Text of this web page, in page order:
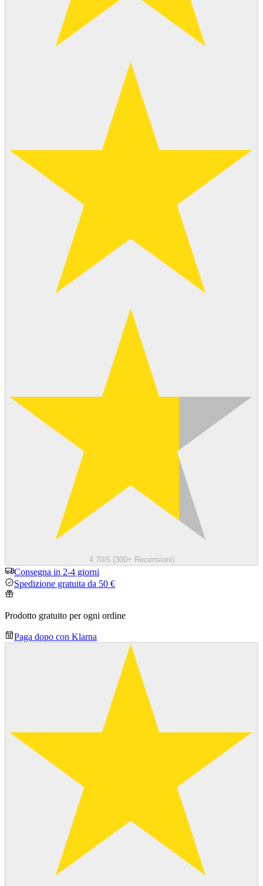
4.70/5 (300+ Recensioni)
Consegna in 2-4 giorni
Spedizione gratuita da 50 €
Prodotto gratuito per ogni ordine
Paga dopo con Klarna